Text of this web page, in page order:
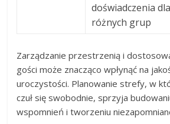
doświadczenia dla
różnych grup
Zarządzanie przestrzenią i
gości może znacząco wpłynąć na
uroczystości. Planowanie strefy, w
czuł się swobodnie, sprzyja
wspomnień i tworzeniu